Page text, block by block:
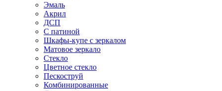
Эмаль
Акрил
ДСП
С патиной
Шкафы-купе с зеркалом
Матовое зеркало
Стекло
Цветное стекло
Пескоструй
Комбинированные